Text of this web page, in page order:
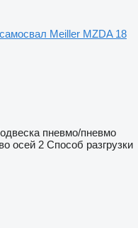
Meiller MZDA 18
пневмо/пневмо
осей 2 Способ разгрузки